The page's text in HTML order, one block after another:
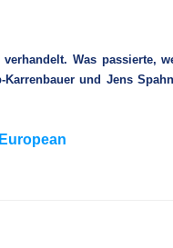
Was passierte,
und Jens